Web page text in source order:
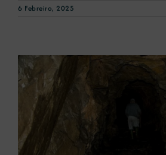
6 Febreiro, 2025